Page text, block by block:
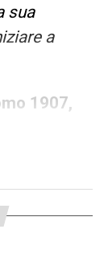
sua
a
1907,
felice di
così
dare il
importanti.